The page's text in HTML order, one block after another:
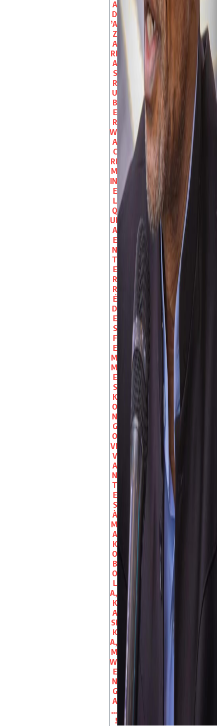
A
D
’A
Z
A
RI
A
S
R
U
B
E
R
W
A
C
RI
M
IN
E
L
Q
UI
A
E
N
T
E
R
R
É
D
E
S
F
E
M
M
E
S
K
O
N
G
O
VI
V
A
N
T
E
S
À
M
A
K
O
B
O
L
A,
K
A
SI
K
A,
M
W
E
N
G
A
…
!